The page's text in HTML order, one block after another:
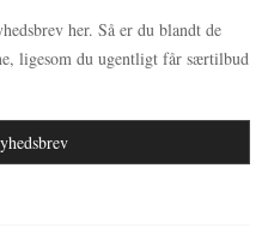
her. Så er du blandt de
ligesom du ugentligt får særtilbud